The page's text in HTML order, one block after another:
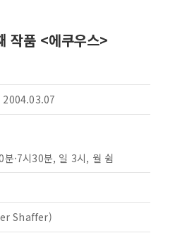
작품 <에쿠우스>
·7시30분, 일 3시, 월 쉼
Shaffer)